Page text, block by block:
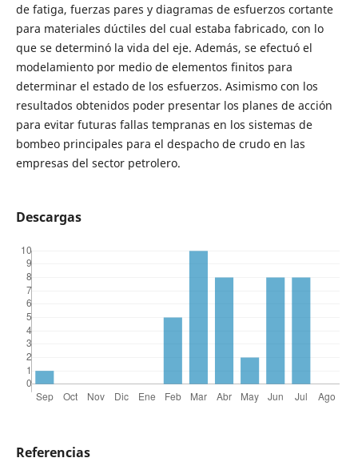
de fatiga, fuerzas pares y diagramas de esfuerzos cortante
para materiales dúctiles del cual estaba fabricado, con lo
que se determinó la vida del eje. Además, se efectuó el
modelamiento por medio de elementos finitos para
determinar el estado de los esfuerzos. Asimismo con los
resultados obtenidos poder presentar los planes de acción
para evitar futuras fallas tempranas en los sistemas de
bombeo principales para el despacho de crudo en las
empresas del sector petrolero.
Descargas
Referencias